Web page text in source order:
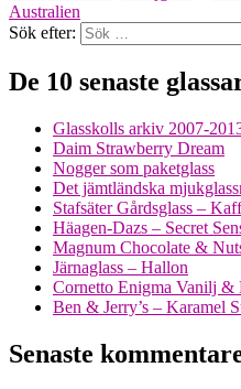
Australien
Sök efter:
De 10 senaste
Glasskolls arkiv 2007-
Daim Strawberry Dream
Nogger som paketglass
Det jämtländska
Stafsäter Gårdsglass –
Häagen-Dazs – Secret
Magnum Chocolate &
Järnaglass – Hallon
Cornetto Enigma Vanilj &
Ben & Jerry’s – Karamel
Senaste